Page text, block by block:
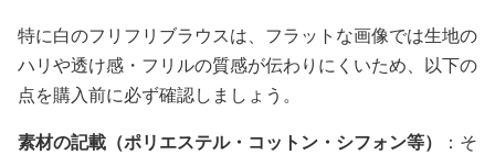
特に白のフリフリブラウスは、フラットな画像では生地の
ハリや透け感・フリルの質感が伝わりにくいため、以下の
点を購入前に必ず確認しましょう。
素材の記載（ポリエステル・コットン・シフォン等）
：そ